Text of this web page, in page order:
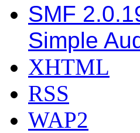
SMF
Simple
XHTML
RSS
WAP2